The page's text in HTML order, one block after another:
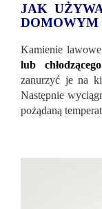
JAK
DOMOWYM
Kamienie
lub chłodzącego
zanurzyć je na
Następnie
pożądaną